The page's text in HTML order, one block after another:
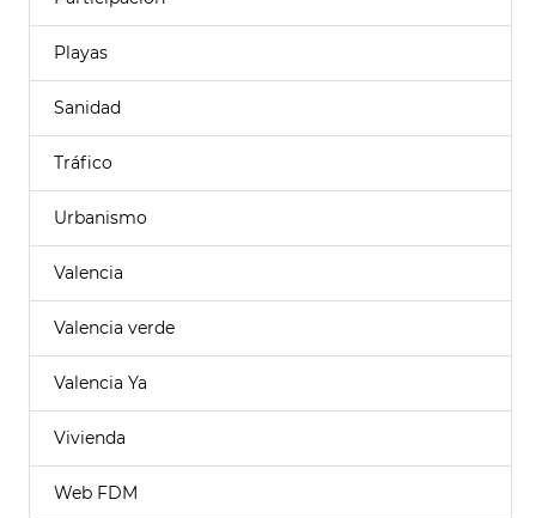
Playas
Sanidad
Tráfico
Urbanismo
Valencia
Valencia verde
Valencia Ya
Vivienda
Web FDM